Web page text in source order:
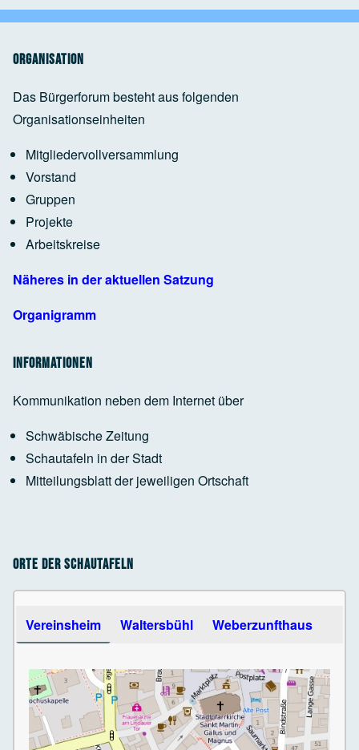
Google Maps GeneratorbyRegioHelden
Google Maps GeneratorbyRegioHelden
Ehemaliger ENBW-Parkplatz
Google Maps Generator
Organisation
Das Bürgerforum besteht aus folgenden
Organisationseinheiten
Mitgliedervollversammlung
Vorstand
Gruppen
Projekte
Arbeitskreise
Näheres in der aktuellen Satzung
Organigramm
Informationen
Kommunikation neben dem Internet über
Schwäbische Zeitung
Schautafeln in der Stadt
Mitteilungsblatt der jeweiligen Ortschaft
Orte der Schautafeln
Use the arrow keys to navigate between tabs
Vereinsheim Waltersbühl Weberzunfthaus